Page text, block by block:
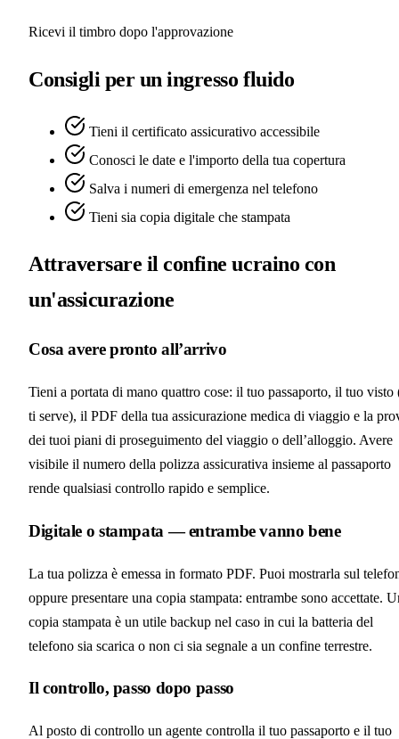
Ricevi il timbro dopo l'approvazione
Consigli per un ingresso fluido
Tieni il certificato assicurativo accessibile
Conosci le date e l'importo della tua copertura
Salva i numeri di emergenza nel telefono
Tieni sia copia digitale che stampata
Attraversare il confine ucraino con
un'assicurazione
Cosa avere pronto all’arrivo
Tieni a portata di mano quattro cose: il tuo passaporto, il tuo visto
ti serve), il PDF della tua assicurazione medica di viaggio e la
dei tuoi piani di proseguimento del viaggio o dell’alloggio. Avere
visibile il numero della polizza assicurativa insieme al passaporto
rende qualsiasi controllo rapido e semplice.
Digitale o stampata — entrambe vanno bene
La tua polizza è emessa in formato PDF. Puoi mostrarla sul
oppure presentare una copia stampata: entrambe sono accettate.
copia stampata è un utile backup nel caso in cui la batteria del
telefono sia scarica o non ci sia segnale a un confine terrestre.
Il controllo, passo dopo passo
Al posto di controllo un agente controlla il tuo passaporto e il tuo